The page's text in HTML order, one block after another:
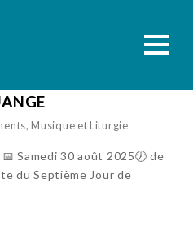
, Musique et Liturgie
Samedi 30 août 2025🕖 de
du Septième Jour de